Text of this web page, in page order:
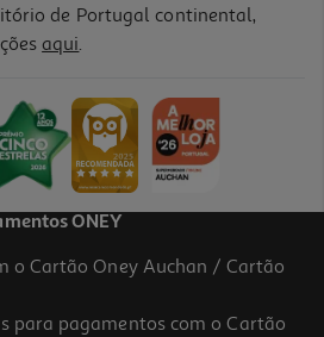
de Portugal continental,
aqui.
ONEY
o Cartão Oney Auchan / Cartão
para pagamentos com o Cartão